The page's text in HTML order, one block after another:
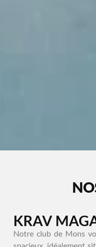
KRAV
Notre club de Mons